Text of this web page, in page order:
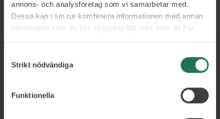
annons- och analysföretag som vi samarbetar med.
Dessa kan i sin tur kombinera informationen med annan
information som du har tillhandahållit eller som de har
Strikt nödvändiga
Funktionella
Läs mer och boka